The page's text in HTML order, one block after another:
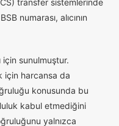
transfer sistemlerinde
numarası, alıcının
için sunulmuştur.
için harcansa da
konusunda bu
kabul etmediğini
yalnızca